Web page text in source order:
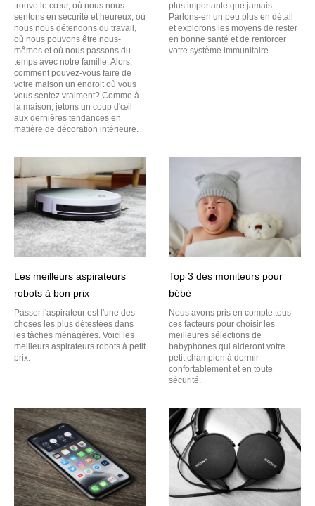
trouve le cœur, où nous nous
sentons en sécurité et heureux, où
nous nous détendons du travail,
où nous pouvons être nous-
mêmes et où nous passons du
temps avec notre famille. Alors,
comment pouvez-vous faire de
votre maison un endroit où vous
vous sentez vraiment? Comme à
la maison, jetons un coup d'œil
aux dernières tendances en
matière de décoration intérieure.
plus importante que jamais.
Parlons-en un peu plus en détail
et explorons les moyens de rester
en bonne santé et de renforcer
votre système immunitaire.
Les meilleurs aspirateurs
robots à bon prix
Passer l'aspirateur est l'une des
choses les plus détestées dans
les tâches ménagères. Voici les
meilleurs aspirateurs robots à petit
prix.
Top 3 des moniteurs pour
bébé
Nous avons pris en compte tous
ces facteurs pour choisir les
meilleures sélections de
babyphones qui aideront votre
petit champion à dormir
confortablement et en toute
sécurité.